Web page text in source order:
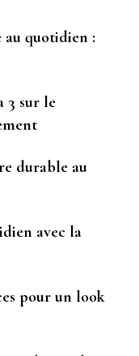
quotidien :
3 sur le
durable au
avec la
pour un look